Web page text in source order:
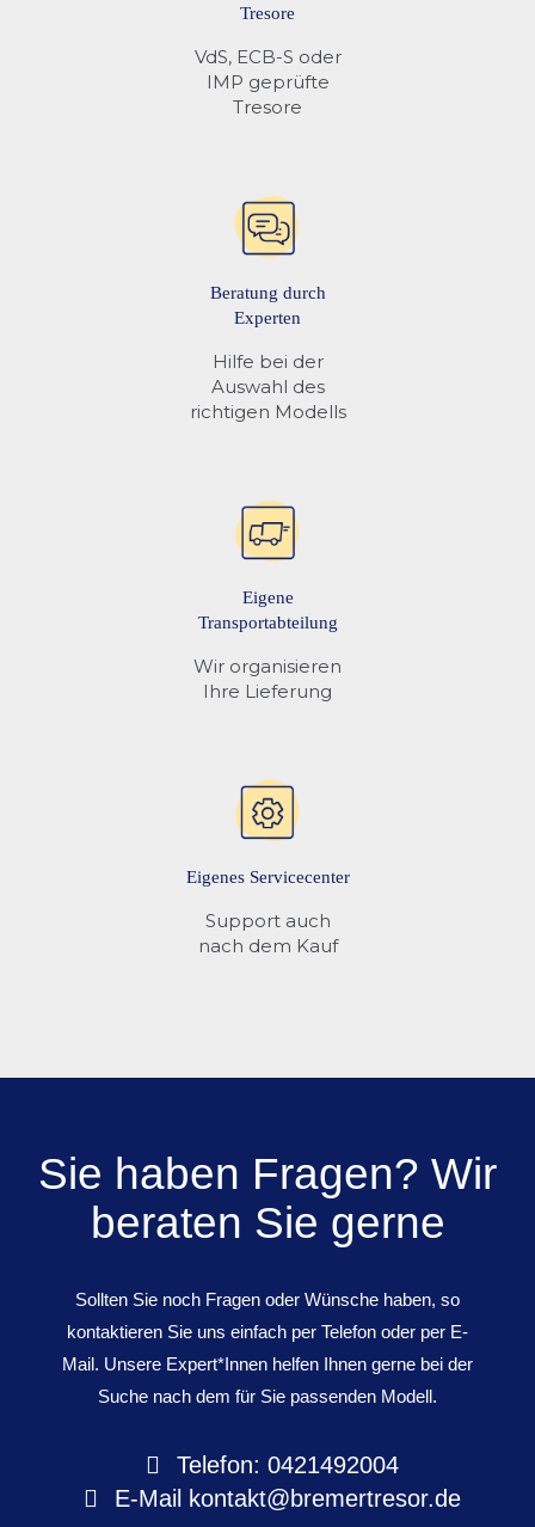
Tresore
VdS, ECB-S oder
IMP geprüfte
Tresore
Beratung durch
Experten
Hilfe bei der
Auswahl des
richtigen Modells
Eigene
Transportabteilung
Wir organisieren
Ihre Lieferung
Eigenes Servicecenter
Support auch
nach dem Kauf
Sie haben Fragen? Wir
beraten Sie gerne
Sollten Sie noch Fragen oder Wünsche haben, so
kontaktieren Sie uns einfach per Telefon oder per E-
Mail. Unsere Expert*Innen helfen Ihnen gerne bei der
Suche nach dem für Sie passenden Modell.
Telefon: 0421492004
E-Mail kontakt@bremertresor.de